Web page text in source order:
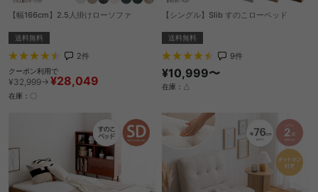
【幅166cm】2.5人掛けローソファ
送料無料
2件
クーポン利用で
¥32,999→ ¥28,049
在庫：〇
【シングル】Slib すのこローベッド
送料無料
9件
¥10,999〜
在庫：△